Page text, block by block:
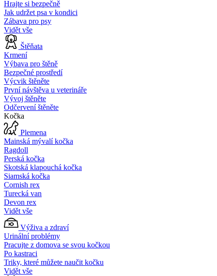
Hrajte si bezpečně
Jak udržet psa v kondici
Zábava pro psy
Vidět vše
Štěňata
Krmení
Výbava pro štěně
Bezpečné prostředí
Výcvik štěněte
První návštěva u veterináře
Vývoj štěněte
Odčervení štěněte
Kočka
Plemena
Mainská mývalí kočka
Ragdoll
Perská kočka
Skotská klapouchá kočka
Siamská kočka
Cornish rex
Turecká van
Devon rex
Vidět vše
Výživa a zdraví
Urinální problémy
Pracujte z domova se svou kočkou
Po kastraci
Triky, které můžete naučit kočku
Vidět vše